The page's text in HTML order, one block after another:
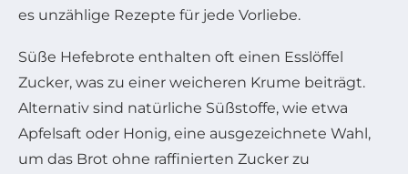
es unzählige Rezepte für jede Vorliebe.
Süße Hefebrote enthalten oft einen Esslöffel
Zucker, was zu einer weicheren Krume beiträgt.
Alternativ sind natürliche Süßstoffe, wie etwa
Apfelsaft oder Honig, eine ausgezeichnete Wahl,
um das Brot ohne raffinierten Zucker zu